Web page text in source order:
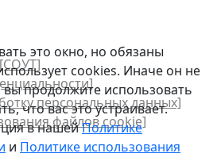
это окно, но обязаны
cookies. Иначе он не
вы продолжите использовать
что вас это устраивает.
в нашейПолитике
и Политике использования
[СОУТ]
персональных данных]
файлов сookie]